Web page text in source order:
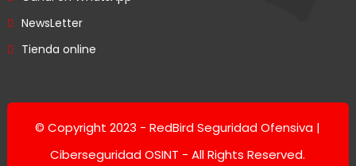
NewsLetter
Tienda online
© Copyright 2023 -RedBird Seguridad Ofensiva |
Ciberseguridad OSINT - All Rights Reserved.